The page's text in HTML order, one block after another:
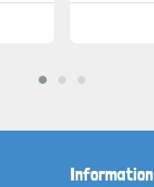
Information